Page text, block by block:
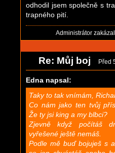
odhodil jsem společně s
trapného pití.
Administrátor
Re: Můj boj Před
Edna napsal:
Taky to tak vnímám,
Co nám jako ten tvůj
Že ty jsi king a my blbci?
Zjevně když počítáš
vyřešené ještě nemáš.
Podle mě buď bojuješ s